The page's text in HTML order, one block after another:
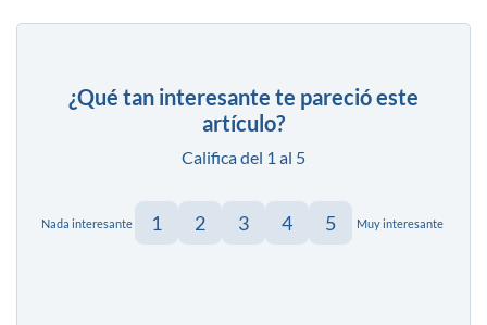
¿Qué tan interesante te pareció este
artículo?
Califica del 1 al 5
Nada interesante 1 2 3 4 5 Muy interesante